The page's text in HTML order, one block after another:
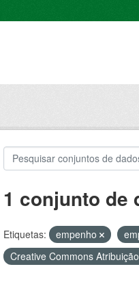
1 conjunto de
Etiquetas: empenho
Creative Commons